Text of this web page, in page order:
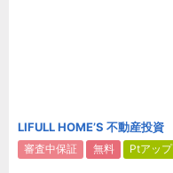
LIFULL HOME’S 不動産投資
審査中保証 無料 Ptアップ